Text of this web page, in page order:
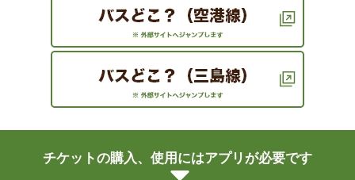
チケットの購入、使用にはアプリが必要です